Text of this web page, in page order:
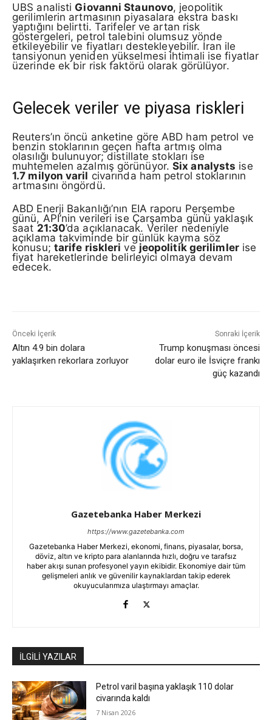
UBS analisti Giovanni Staunovo, jeopolitik
gerilimlerin artmasının piyasalara ekstra baskı
yaptığını belirtti. Tarifeler ve artan risk
göstergeleri, petrol talebini olumsuz yönde
etkileyebilir ve fiyatları destekleyebilir. İran ile
tansiyonun yeniden yükselmesi ihtimali ise fiyatlar
üzerinde ek bir risk faktörü olarak görülüyor.
Gelecek veriler ve piyasa riskleri
Reuters’ın öncü anketine göre ABD ham petrol ve
benzin stoklarının geçen hafta artmış olma
olasılığı bulunuyor; distillate stokları ise
muhtemelen azalmış görünüyor.Six analysts ise
1.7 milyon varil civarında ham petrol stoklarının
artmasını öngördü.
ABD Enerji Bakanlığı’nın EIA raporu Perşembe
günü, API’nin verileri ise Çarşamba günü yaklaşık
saat 21:30’da açıklanacak. Veriler nedeniyle
açıklama takviminde bir günlük kayma söz
konusu; tarife riskleri ve jeopolitik gerilimlerise
fiyat hareketlerinde belirleyici olmaya devam
edecek.
Önceki İçerik
Altın 4.9 bin dolara
yaklaşırken rekorlara zorluyor
Sonraki İçerik
Trump konuşması öncesi
dolar euro ile İsviçre frankı
güç kazandı
Gazetebanka Haber Merkezi
https://www.gazetebanka.com
Gazetebanka Haber Merkezi, ekonomi, finans, piyasalar, borsa,
döviz, altın ve kripto para alanlarında hızlı, doğru ve tarafsız
haber akışı sunan profesyonel yayın ekibidir. Ekonomiye dair tüm
gelişmeleri anlık ve güvenilir kaynaklardan takip ederek
okuyucularımıza ulaştırmayı amaçlar.
İLGİLİ YAZILAR
Petrol varil başına yaklaşık 110 dolar
civarında kaldı
7 Nisan 2026